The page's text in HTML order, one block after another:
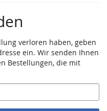
verloren haben, geben
ein. Wir senden Ihnen
Bestellungen, die mit